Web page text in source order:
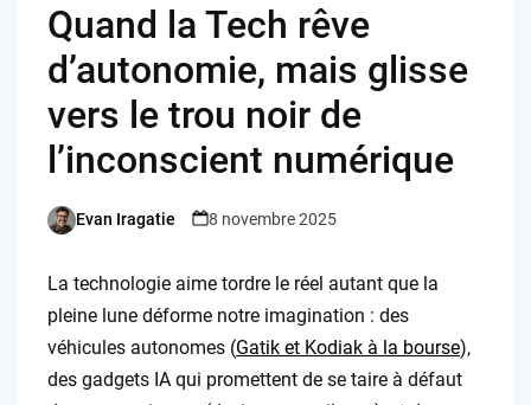
Quand la Tech rêve
d’autonomie, mais glisse
vers le trou noir de
l’inconscient numérique
Posted
Evan Iragatie 8 novembre 2025
La technologie aime tordre le réel autant que la
pleine lune déforme notre imagination : des
véhicules autonomes (Gatik et Kodiak à la bourse),
des gadgets IA qui promettent de se taire à défaut